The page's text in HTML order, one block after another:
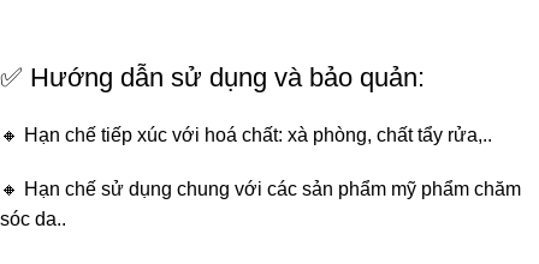
✅ Hướng dẫn sử dụng và bảo quản:
🔸 Hạn chế tiếp xúc với hoá chất: xà phòng, chất tẩy rửa,..
🔸 Hạn chế sử dụng chung với các sản phẩm mỹ phẩm chăm
sóc da..